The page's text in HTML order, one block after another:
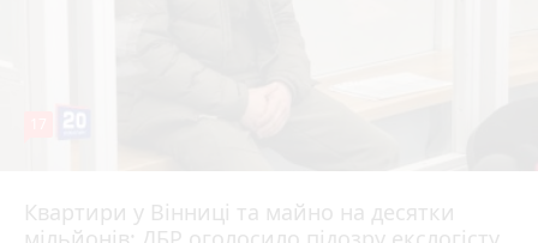
Квартири у Вінниці та майно на десятки
6 серпня 2026 р.